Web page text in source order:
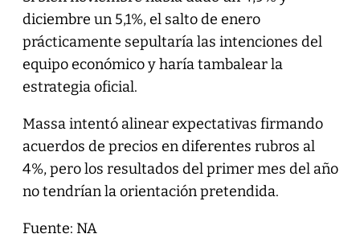
diciembre un 5,1%, el salto de enero
prácticamente sepultaría las intenciones del
equipo económico y haría tambalear la
estrategia oficial.
Massa intentó alinear expectativas firmando
acuerdos de precios en diferentes rubros al
4%, pero los resultados del primer mes del año
no tendrían la orientación pretendida.
Fuente: NA